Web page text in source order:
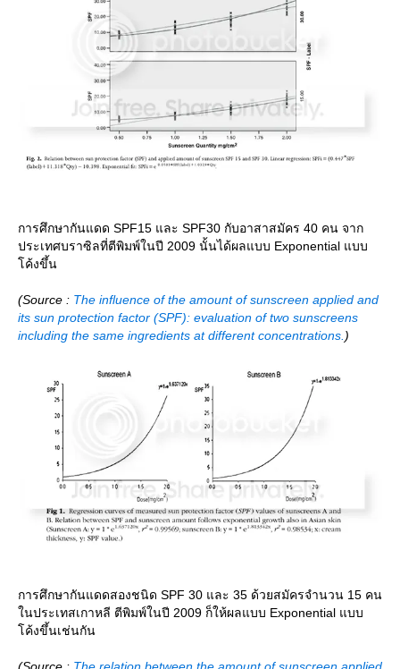
การศึกษากันแดด SPF15 และ SPF30 กับอาสาสมัคร 40 คน จาก
ประเทศบราซิลที่ตีพิมพ์ในปี 2009 นั้นได้ผลแบบ Exponential แบบ
ค้งขึ้น
(Source : The influence of the amount of sunscreen applied and
its sun protection factor (SPF): evaluation of two sunscreens
including the same ingredients at different concentrations. )
การศึกษากันแดดสองชนิด SPF 30 และ 35 ด้วยสมัครจำนวน 15 คน
นประเทสเกาหลี ตีพิมพ์ในปี 2009 ก็ให้ผลแบบ Exponential แบบ
ค้งขึ้นเช่นกัน
(Source : The relation between the amount of sunscreen applied